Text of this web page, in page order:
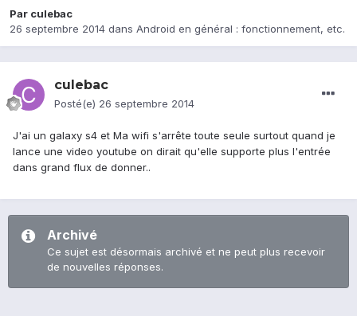
Par culebac
26 septembre 2014 dans Android en général : fonctionnement, etc.
culebac
Posté(e) 26 septembre 2014
J'ai un galaxy s4 et Ma wifi s'arrête toute seule surtout quand je
lance une video youtube on dirait qu'elle supporte plus l'entrée
dans grand flux de donner..
Archivé
Ce sujet est désormais archivé et ne peut plus recevoir
de nouvelles réponses.